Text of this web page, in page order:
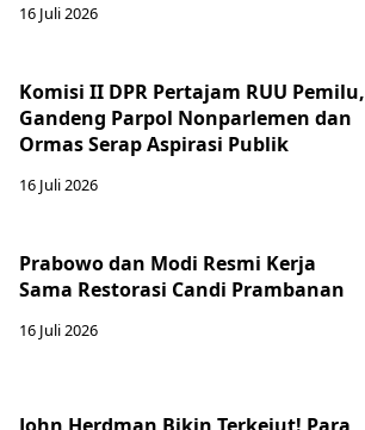
16 Juli 2026
Komisi II DPR Pertajam RUU Pemilu,
Gandeng Parpol Nonparlemen dan
Ormas Serap Aspirasi Publik
16 Juli 2026
Prabowo dan Modi Resmi Kerja
Sama Restorasi Candi Prambanan
16 Juli 2026